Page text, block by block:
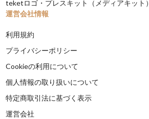
teketロゴ・プレスキット（メディアキット）
運営会社情報
利用規約
プライバシーポリシー
Cookieの利用について
個人情報の取り扱いについて
特定商取引法に基づく表示
運営会社